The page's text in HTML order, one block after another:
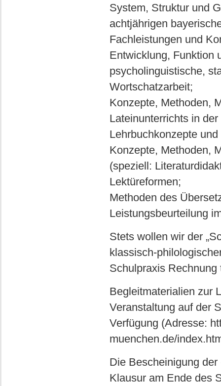
System, Struktur und
achtjährigen
Fachleistungen und
Entwicklung, Funktion
psycholinguistische,
Wortschatzarbeit;
Konzepte, Methoden,
Lateinunterrichts in
Lehrbuchkonzepte
Konzepte, Methoden,
(speziell:
Lektüreformen;
Methoden des
Leistungsbeurteilung
Stets wollen wir der
klassisch-
Schulpraxis Rechnung
Begleitmaterialien zur
Veranstaltung auf der
Verfügung (Adresse:
muenchen.de/
Die Bescheinigung
Klausur am Ende des